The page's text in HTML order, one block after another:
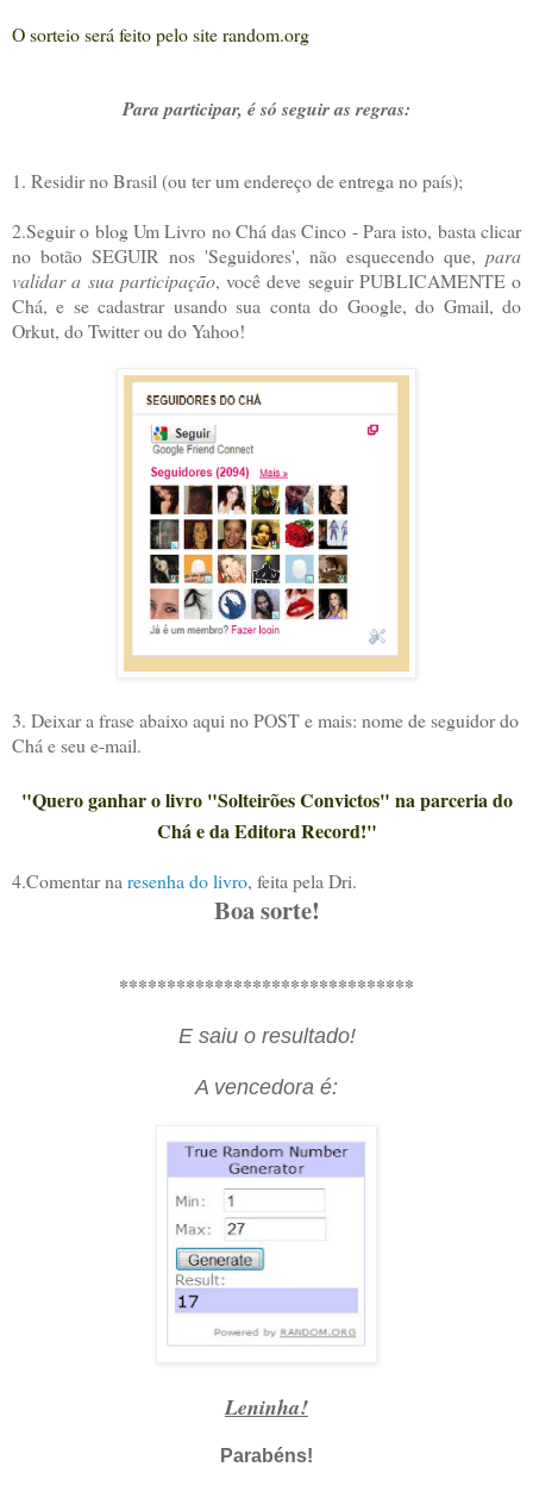
O sorteio será feito pelo site random.org
Para participar, é só seguir as regras:
1. Residir no Brasil (ou ter um endereço de entrega no país);
2.Seguir o blog Um Livro no Chá das Cinco - Para isto, basta clicar
no botão SEGUIR nos 'Seguidores', não esquecendo que, para
validar a sua participação, você deve seguir PUBLICAMENTE o
Chá, e se cadastrar usando sua conta do Google, do Gmail, do
Orkut, do Twitter ou do Yahoo!
3. Deixar a frase abaixo aqui no POST e mais: nome de seguidor do
Chá e seu e-mail.
"Quero ganhar o livro "Solteirões Convictos" na parceria do
Chá e da Editora Record!"
4.Comentar naresenha do livro, feita pela Dri.
Boa sorte!
*******************************
E saiu o resultado!
A vencedora é:
Leninha!
Parabéns!